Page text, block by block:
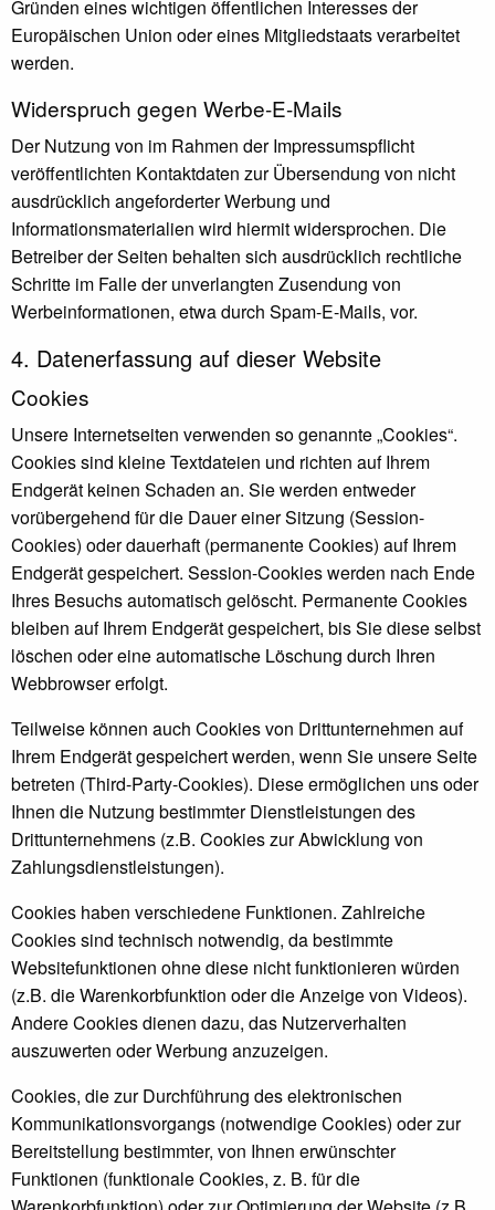
Gründen eines wichtigen öffentlichen Interesses der
Europäischen Union oder eines Mitgliedstaats verarbeitet
werden.
Widerspruch gegen Werbe-E-Mails
Der Nutzung von im Rahmen der Impressumspflicht
veröffentlichten Kontaktdaten zur Übersendung von nicht
ausdrücklich angeforderter Werbung und
Informationsmaterialien wird hiermit widersprochen. Die
Betreiber der Seiten behalten sich ausdrücklich rechtliche
Schritte im Falle der unverlangten Zusendung von
Werbeinformationen, etwa durch Spam-E-Mails, vor.
4. Datenerfassung auf dieser Website
Cookies
Unsere Internetseiten verwenden so genannte „Cookies“.
Cookies sind kleine Textdateien und richten auf Ihrem
Endgerät keinen Schaden an. Sie werden entweder
vorübergehend für die Dauer einer Sitzung (Session-
Cookies) oder dauerhaft (permanente Cookies) auf Ihrem
Endgerät gespeichert. Session-Cookies werden nach Ende
Ihres Besuchs automatisch gelöscht. Permanente Cookies
bleiben auf Ihrem Endgerät gespeichert, bis Sie diese selbst
löschen oder eine automatische Löschung durch Ihren
Webbrowser erfolgt.
Teilweise können auch Cookies von Drittunternehmen auf
Ihrem Endgerät gespeichert werden, wenn Sie unsere Seite
betreten (Third-Party-Cookies). Diese ermöglichen uns oder
Ihnen die Nutzung bestimmter Dienstleistungen des
Drittunternehmens (z.B. Cookies zur Abwicklung von
Zahlungsdienstleistungen).
Cookies haben verschiedene Funktionen. Zahlreiche
Cookies sind technisch notwendig, da bestimmte
Websitefunktionen ohne diese nicht funktionieren würden
(z.B. die Warenkorbfunktion oder die Anzeige von Videos).
Andere Cookies dienen dazu, das Nutzerverhalten
auszuwerten oder Werbung anzuzeigen.
Cookies, die zur Durchführung des elektronischen
Kommunikationsvorgangs (notwendige Cookies) oder zur
Bereitstellung bestimmter, von Ihnen erwünschter
Funktionen (funktionale Cookies, z. B. für die